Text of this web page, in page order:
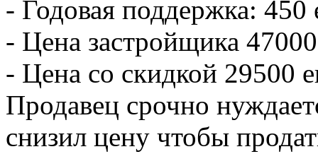
- Годовая поддержка: 450
- Цена застройщика
- Цена со скидкой 29500
Продавец срочно
снизил цену чтобы